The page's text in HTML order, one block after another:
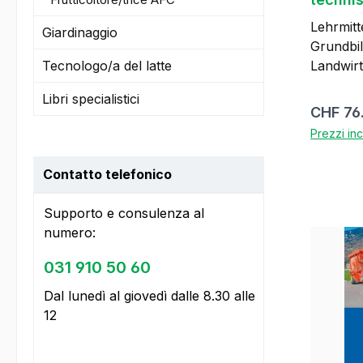
Giardinaggio
Tecnologo/a del latte
Libri specialistici
Contatto telefonico
Supporto e consulenza al
numero:
031 910 50 60
Dal lunedì al giovedì dalle 8.30 alle
12
Landwirt
Metall
richtig
ca.
farbig,
Prezzo
CHF
Prezzi